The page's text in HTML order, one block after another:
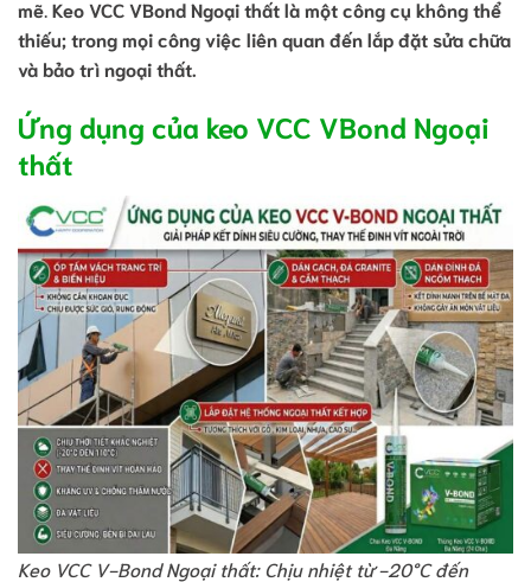
mẽ.Keo VCC VBond Ngoại thất là một công cụ không thể
thiếu; trong mọi công việc liên quan đến lắp đặt sửa chữa
và bảo trì ngoại thất.
Ứng dụng của keo VCC VBond Ngoại
thất
Keo VCC V-Bond Ngoại thất: Chịu nhiệt từ -20°C đến